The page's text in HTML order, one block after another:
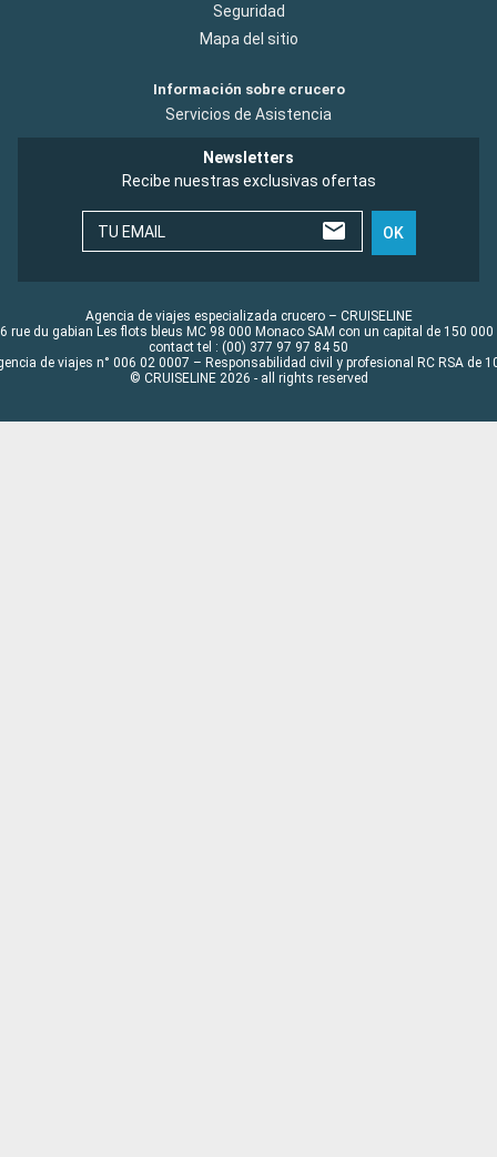
Seguridad
Mapa del sitio
Información sobre crucero
Servicios de Asistencia
Newsletters
Recibe nuestras exclusivas ofertas
TU EMAIL OK
Agencia de viajes especializada crucero – CRUISELINE
rue du gabian Les flots bleus MC 98 000 Monaco SAM con un capital de 150 000
contact tel : (00) 377 97 97 84 50
de viajes n° 006 02 0007 – Responsabilidad civil y profesional RC RSA de
© CRUISELINE 2026 - all rights reserved